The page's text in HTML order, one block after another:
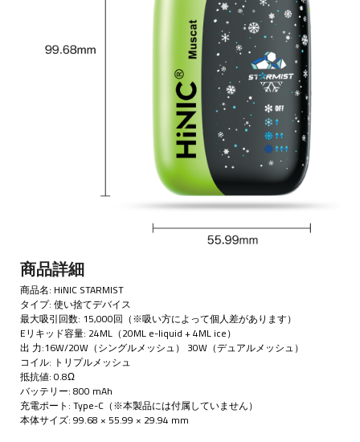
商品詳細
商品名: HiNIC STARMIST
タイプ: 使い捨てデバイス
最大吸引回数: 15,000回（※吸い方によって個人差があります）
Eリキッド容量: 24ML（20ML e-liquid + 4ML ice）
出 力:16W/20W（シングルメッシュ） 30W（デュアルメッシュ）
コイル: トリプルメッシュ
抵抗値: 0.8Ω
バッテリー: 800 mAh
充電ポート: Type-C（※本製品には付属していません）
本体サイズ: 99.68 × 55.99 × 29.94 mm